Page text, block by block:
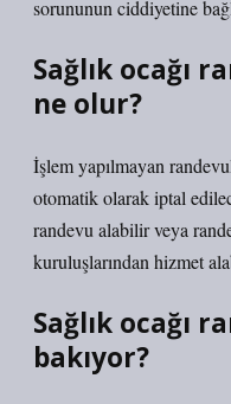
sorununun ciddiyetine
Sağlık ocağı
ne olur?
İşlem yapılmayan
otomatik olarak iptal
randevu alabilir veya
kuruluşlarından hizmet
Sağlık ocağı
bakıyor?